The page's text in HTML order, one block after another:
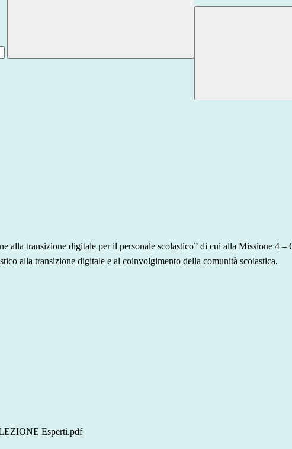
alla transizione digitale per il personale scolastico” di cui alla Missione 4 –
alla transizione digitale e al coinvolgimento della comunità scolastica.
Esperti.pdf